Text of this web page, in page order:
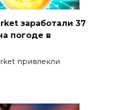
заработали 37
погоде в
привлекли